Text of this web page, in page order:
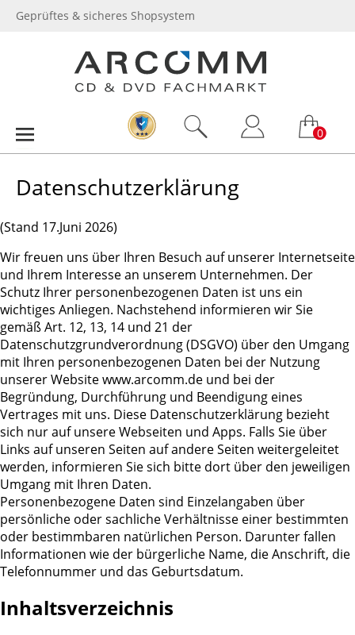
Geprüftes & sicheres Shopsystem
0
Datenschutzerklärung
(Stand 17.Juni 2026)
Wir freuen uns über Ihren Besuch auf unserer Internetseite
und Ihrem Interesse an unserem Unternehmen. Der
Schutz Ihrer personenbezogenen Daten ist uns ein
wichtiges Anliegen. Nachstehend informieren wir Sie
gemäß Art. 12, 13, 14 und 21 der
Datenschutzgrundverordnung (DSGVO) über den Umgang
mit Ihren personenbezogenen Daten bei der Nutzung
unserer Website www.arcomm.de und bei der
Begründung, Durchführung und Beendigung eines
Vertrages mit uns. Diese Datenschutzerklärung bezieht
sich nur auf unsere Webseiten und Apps. Falls Sie über
Links auf unseren Seiten auf andere Seiten weitergeleitet
werden, informieren Sie sich bitte dort über den jeweiligen
Umgang mit Ihren Daten.
Personenbezogene Daten sind Einzelangaben über
persönliche oder sachliche Verhältnisse einer bestimmten
oder bestimmbaren natürlichen Person. Darunter fallen
Informationen wie der bürgerliche Name, die Anschrift, die
Telefonnummer und das Geburtsdatum.
Inhaltsverzeichnis